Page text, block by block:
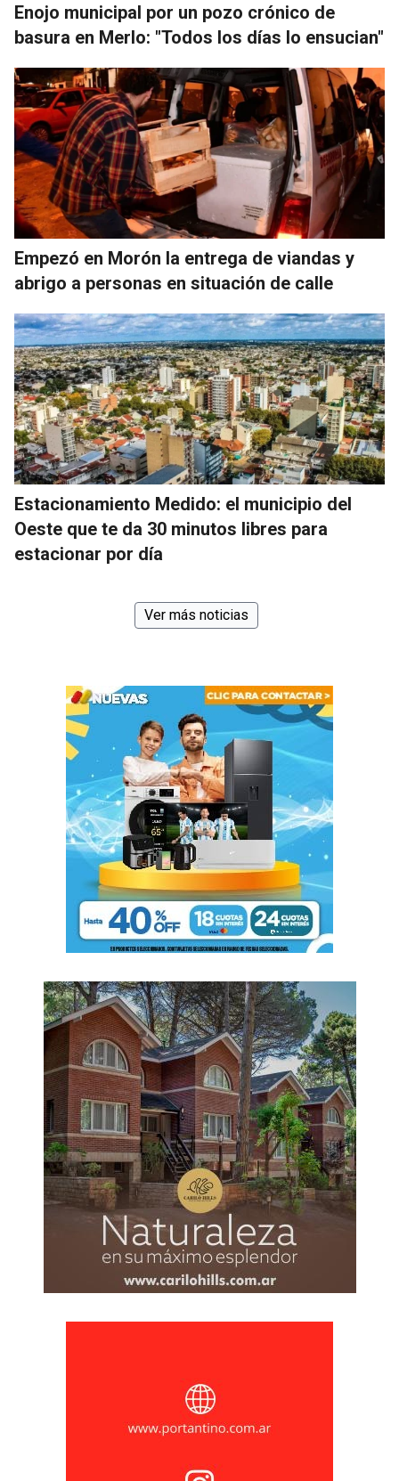
Enojo municipal por un pozo crónico de
basura en Merlo: "Todos los días lo ensucian"
Empezó en Morón la entrega de viandas y
abrigo a personas en situación de calle
Estacionamiento Medido: el municipio del
Oeste que te da 30 minutos libres para
estacionar por día
Ver más noticias